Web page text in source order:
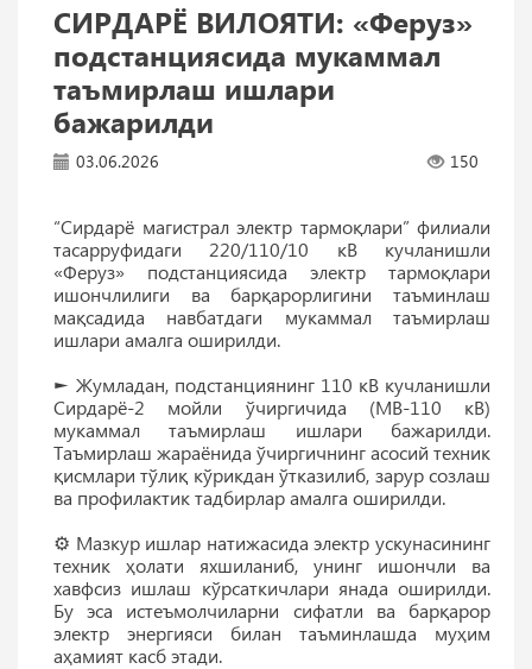
СИРДАРЁ ВИЛОЯТИ: «Феруз»
подстанциясида мукаммал
таъмирлаш ишлари
бажарилди
03.06.2026 150
“Сирдарё магистрал электр тармоқлари” филиали
тасарруфидаги 220/110/10 кВ кучланишли
«Феруз» подстанциясида электр тармоқлари
ишончлилиги ва барқарорлигини таъминлаш
мақсадида навбатдаги мукаммал таъмирлаш
ишлари амалга оширилди.
► Жумладан, подстанциянинг 110 кВ кучланишли
Сирдарё-2 мойли ўчиргичида (МВ-110 кВ)
мукаммал таъмирлаш ишлари бажарилди.
Таъмирлаш жараёнида ўчиргичнинг асосий техник
қисмлари тўлиқ кўрикдан ўтказилиб, зарур созлаш
ва профилактик тадбирлар амалга оширилди.
⚙️ Мазкур ишлар натижасида электр ускунасининг
техник ҳолати яхшиланиб, унинг ишончли ва
хавфсиз ишлаш кўрсаткичлари янада оширилди.
Бу эса истеъмолчиларни сифатли ва барқарор
электр энергияси билан таъминлашда муҳим
аҳамият касб этади.